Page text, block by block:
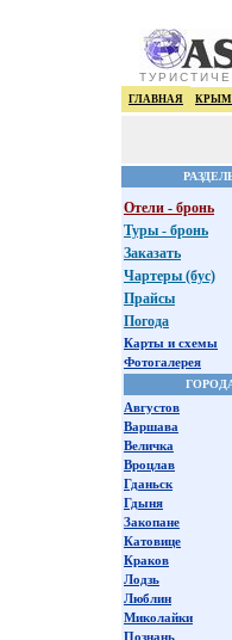
ГЛАВНАЯ КРЫМ
Отели - бронь
Туры - бронь
Заказать
Чартеры (бус)
Прайсы
Погода
Карты и схемы
Фотогалерея
Августов
Варшава
Величка
Вроцлав
Гданьск
Гдыня
Закопане
Катовице
Краков
Лодзь
Люблин
Миколайки
Познань